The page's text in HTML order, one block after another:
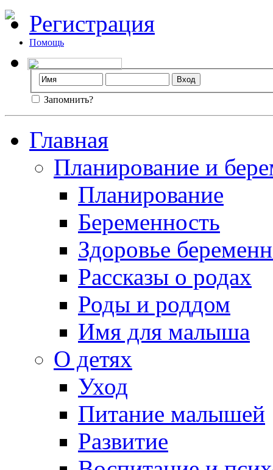
Регистрация
Помощь
Запомнить?
Главная
Планирование и
Планирование
Беременность
Здоровье
Рассказы о родах
Роды и роддом
Имя для малыша
О детях
Уход
Питание малышей
Развитие